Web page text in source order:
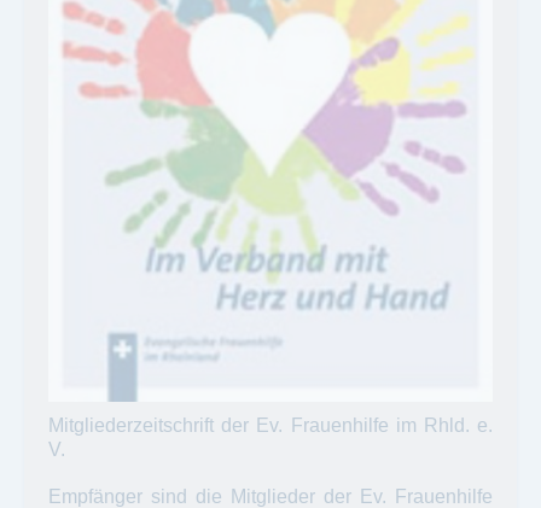
Mitgliederzeitschrift der Ev. Frauenhilfe im Rhld. e.
V.
Empfänger sind die Mitglieder der Ev. Frauenhilfe